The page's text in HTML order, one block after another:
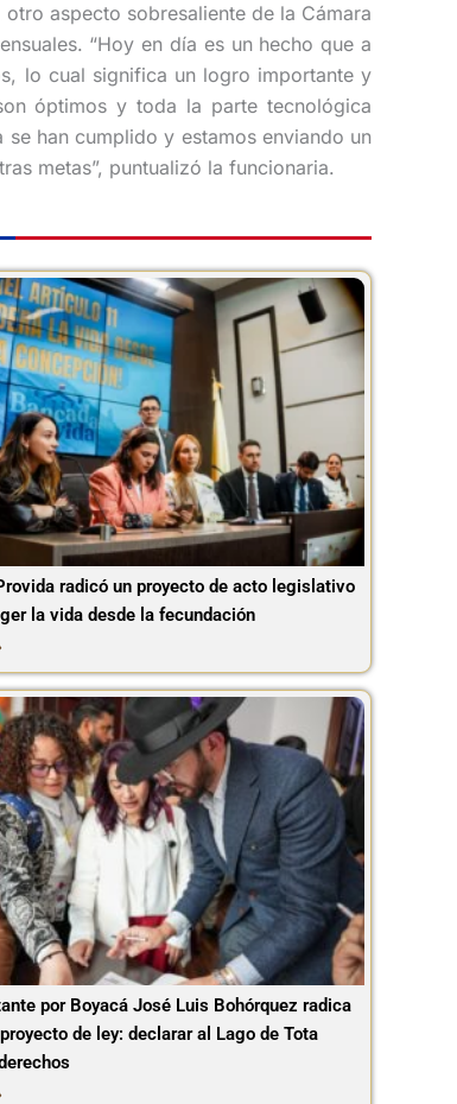
aspecto sobresaliente de la Cámara
“Hoy en día es un hecho que a
lo cual significa un logro importante y
óptimos y toda la parte tecnológica
han cumplido y estamos enviando un
metas”, puntualizó la funcionaria.
radicó un proyecto de acto legislativo
la vida desde la fecundación
por Boyacá José Luis Bohórquez radica
de ley: declarar al Lago de Tota